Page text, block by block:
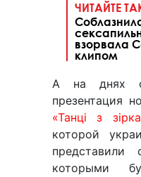
ЧИТАЙТЕ
взорвала
клипом
А на днях
презентация
«Танці з
которой
представили
которыми